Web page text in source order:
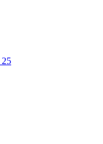
25